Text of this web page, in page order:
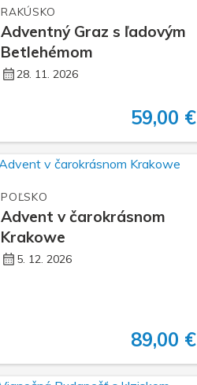
RAKÚSKO
Adventný Graz s ľadovým
Betlehémom
28. 11. 2026
59,00 €
POĽSKO
Advent v čarokrásnom
Krakowe
5. 12. 2026
89,00 €